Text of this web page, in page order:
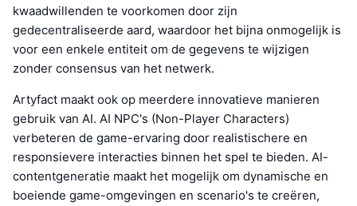
kwaadwillenden te voorkomen door zijn
gedecentraliseerde aard, waardoor het bijna onmogelijk is
voor een enkele entiteit om de gegevens te wijzigen
zonder consensus van het netwerk.
Artyfact maakt ook op meerdere innovatieve manieren
gebruik van AI. AI NPC's (Non-Player Characters)
verbeteren de game-ervaring door realistischere en
responsievere interacties binnen het spel te bieden. AI-
contentgeneratie maakt het mogelijk om dynamische en
boeiende game-omgevingen en scenario's te creëren,